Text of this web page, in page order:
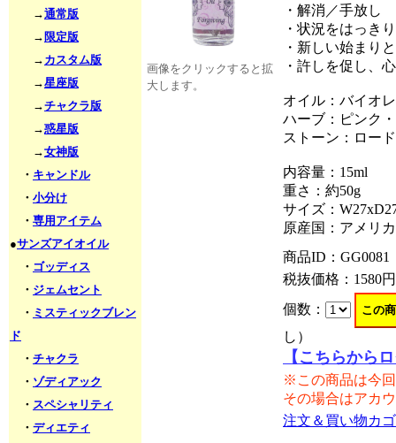
→通常版
→ 限定版
→ カスタム版
→星座版
→チャクラ版
→惑星版
→女神版
・ キャンドル
・ 小分け
・ 専用アイテム
●サンズアイオイル
・ ゴッディス
・ ジェムセント
・ ミスティックブレン
ド
・ チャクラ
・ ゾディアック
・ スペシャリティ
・ ディエティ
画像をクリックすると拡
大します。
・解消／手放し
・状況をはっき
・新しい始まり
・許しを促し、
オイル：バイオ
ハーブ：ピンク
ストーン：ロー
内容量：15ml
重さ：約50g
サイズ：
原産国：アメリカ
商品ID：GG0081
税抜価格： 1580円
個数：
し）
【こちらから
※この商品は今
その場合はアカ
注文＆買い物カ